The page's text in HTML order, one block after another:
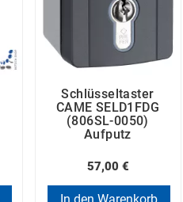
Schlüsseltaster
CAME SELD1FDG
(806SL-0050)
Aufputz
57,00 €
In den Warenkorb